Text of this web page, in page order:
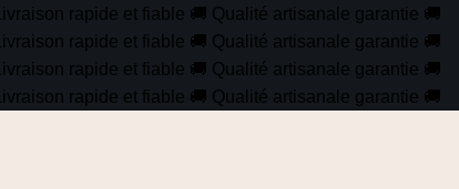
Livraison rapide et fiable 🚚 Qualité artisanale garantie 🚚
Livraison rapide et fiable 🚚 Qualité artisanale garantie 🚚
Livraison rapide et fiable 🚚 Qualité artisanale garantie 🚚
Livraison rapide et fiable 🚚 Qualité artisanale garantie 🚚